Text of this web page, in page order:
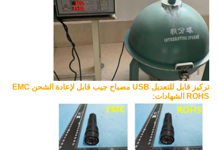
تركيز قابل للتعديل USB مصباح جيب قابل لإعادة الشحن EMC
ROHS الشهادات: